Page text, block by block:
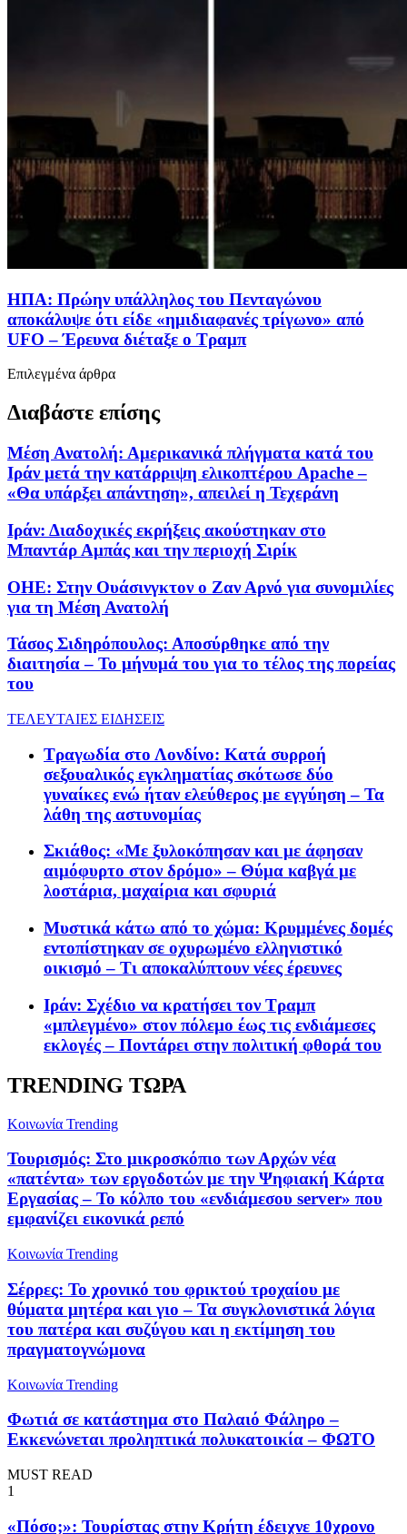
ΗΠΑ: Πρώην υπάλληλος του Πενταγώνου
αποκάλυψε ότι είδε «ημιδιαφανές τρίγωνο» από
UFO – Έρευνα διέταξε ο Τραμπ
Επιλεγμένα άρθρα
Διαβάστε επίσης
Μέση Ανατολή: Αμερικανικά πλήγματα κατά του
Ιράν μετά την κατάρριψη ελικοπτέρου Apache –
«Θα υπάρξει απάντηση», απειλεί η Τεχεράνη
Ιράν: Διαδοχικές εκρήξεις ακούστηκαν στο
Μπαντάρ Αμπάς και την περιοχή Σιρίκ
ΟΗΕ: Στην Ουάσινγκτον ο Ζαν Αρνό για συνομιλίες
για τη Μέση Ανατολή
Τάσος Σιδηρόπουλος: Αποσύρθηκε από την
διαιτησία – Το μήνυμά του για το τέλος της πορείας
του
ΤΕΛΕΥΤΑΙΕΣ ΕΙΔΗΣΕΙΣ
Τραγωδία στο Λονδίνο: Κατά συρροή
σεξουαλικός εγκληματίας σκότωσε δύο
γυναίκες ενώ ήταν ελεύθερος με εγγύηση – Τα
λάθη της αστυνομίας
Σκιάθος: «Με ξυλοκόπησαν και με άφησαν
αιμόφυρτο στον δρόμο» – Θύμα καβγά με
λοστάρια, μαχαίρια και σφυριά
Μυστικά κάτω από το χώμα: Κρυμμένες δομές
εντοπίστηκαν σε οχυρωμένο ελληνιστικό
οικισμό – Τι αποκαλύπτουν νέες έρευνες
Ιράν: Σχέδιο να κρατήσει τον Τραμπ
«μπλεγμένο» στον πόλεμο έως τις ενδιάμεσες
εκλογές – Ποντάρει στην πολιτική φθορά του
TRENDING ΤΩΡΑ
Κοινωνία Trending
Τουρισμός: Στο μικροσκόπιο των Αρχών νέα
«πατέντα» των εργοδοτών με την Ψηφιακή Κάρτα
Εργασίας – Το κόλπο του «ενδιάμεσου server» που
εμφανίζει εικονικά ρεπό
Κοινωνία Trending
Σέρρες: Το χρονικό του φρικτού τροχαίου με
θύματα μητέρα και γιο – Τα συγκλονιστικά λόγια
του πατέρα και συζύγου και η εκτίμηση του
πραγματογνώμονα
Κοινωνία Trending
Φωτιά σε κατάστημα στο Παλαιό Φάληρο –
Εκκενώνεται προληπτικά πολυκατοικία – ΦΩΤΟ
MUST READ
1
«Πόσο;»: Τουρίστας στην Κρήτη έδειχνε 10χρονο